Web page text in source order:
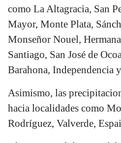
como La Altagracia, San
Mayor, Monte Plata,
Monseñor Nouel,
Santiago, San José de
Barahona, Independencia
Asimismo, las
hacia localidades como
Rodríguez, Valverde,